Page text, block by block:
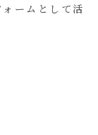
ームとして活